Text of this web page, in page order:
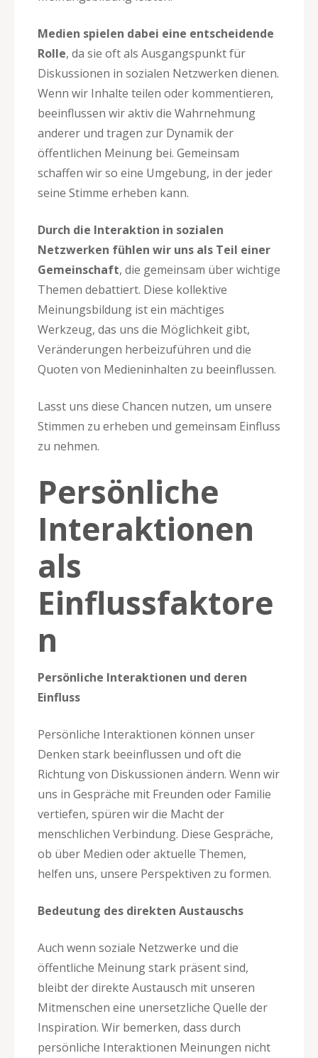
Medien spielen dabei eine entscheidende
Rolle, da sie oft als Ausgangspunkt für
Diskussionen in sozialen Netzwerken dienen.
Wenn wir Inhalte teilen oder kommentieren,
beeinflussen wir aktiv die Wahrnehmung
anderer und tragen zur Dynamik der
öffentlichen Meinung bei. Gemeinsam
schaffen wir so eine Umgebung, in der jeder
seine Stimme erheben kann.
Durch die Interaktion in sozialen
Netzwerken fühlen wir uns als Teil einer
Gemeinschaft, die gemeinsam über wichtige
Themen debattiert. Diese kollektive
Meinungsbildung ist ein mächtiges
Werkzeug, das uns die Möglichkeit gibt,
Veränderungen herbeizuführen und die
Quoten von Medieninhalten zu beeinflussen.
Lasst uns diese Chancen nutzen, um unsere
Stimmen zu erheben und gemeinsam Einfluss
zu nehmen.
Persönliche
Interaktionen
als
Einflussfaktore
n
Persönliche Interaktionen und deren
Einfluss
Persönliche Interaktionen können unser
Denken stark beeinflussen und oft die
Richtung von Diskussionen ändern. Wenn wir
uns in Gespräche mit Freunden oder Familie
vertiefen, spüren wir die Macht der
menschlichen Verbindung. Diese Gespräche,
ob über Medien oder aktuelle Themen,
helfen uns, unsere Perspektiven zu formen.
Bedeutung des direkten Austauschs
Auch wenn soziale Netzwerke und die
öffentliche Meinung stark präsent sind,
bleibt der direkte Austausch mit unseren
Mitmenschen eine unersetzliche Quelle der
Inspiration. Wir bemerken, dass durch
persönliche Interaktionen Meinungen nicht